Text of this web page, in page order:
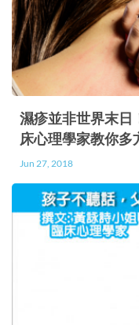
濕疹並非世界末日
床心理學家教你多
Jun 27, 2018